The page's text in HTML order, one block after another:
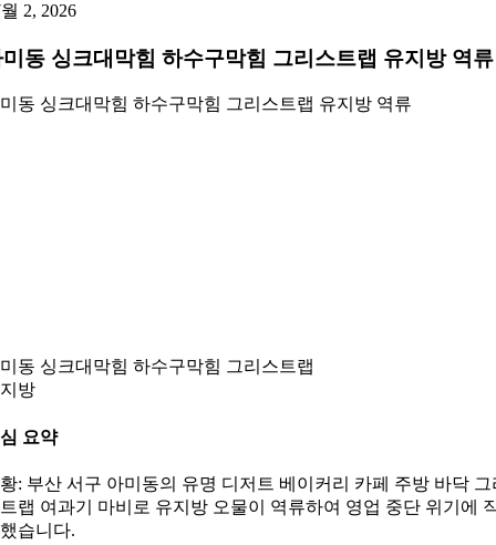
2, 2026
동 싱크대막힘 하수구막힘 그리스트랩 유지방 역류
동 싱크대막힘 하수구막힘 그리스트랩 유지방 역류
동 싱크대막힘 하수구막힘 그리스트랩
방
요약
: 부산 서구 아미동의 유명 디저트 베이커리 카페 주방 바닥 그
랩 여과기 마비로 유지방 오물이 역류하여 영업 중단 위기에
습니다.